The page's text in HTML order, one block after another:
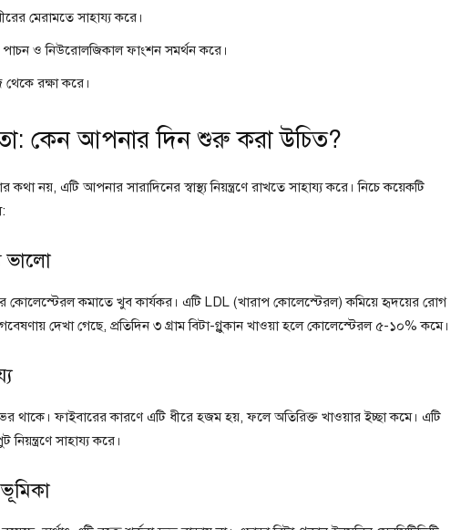
মেরামতে সাহায্য করে।
পাচন ও নিউরোলজিকাল ফাংশন সমর্থন করে।
রক্ষা করে।
কেন আপনার দিন শুরু করা উচিত?
নয়, এটি আপনার সারাদিনের স্বাস্থ্য নিয়ন্ত্রণে রাখতে সাহায্য করে। নিচে কয়েকটি
ভালো
কোলেস্টেরল কমাতে খুব কার্যকর। এটি LDL (খারাপ কোলেস্টেরল) কমিয়ে হৃদয়ের রোগ
দেখা গেছে, প্রতিদিন ৩ গ্রাম বিটা-গ্লুকান খাওয়া হলে কোলেস্টেরল ৫-১০% কমে।
থাকে। ফাইবারের কারণে এটি ধীরে হজম হয়, ফলে অতিরিক্ত খাওয়ার ইচ্ছা কমে। এটি
সাহায্য করে।
ভূমিকা